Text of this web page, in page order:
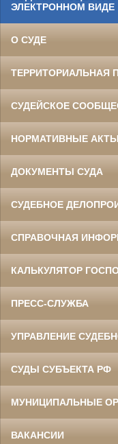
ЭЛЕКТРОННОМ ВИДЕ
О СУДЕ
ТЕРРИТОРИАЛЬНАЯ
СУДЕЙСКОЕ
НОРМАТИВНЫЕ АКТЫ
ДОКУМЕНТЫ СУДА
СУДЕБНОЕ
СПРАВОЧНАЯ
КАЛЬКУЛЯТОР
ПРЕСС-СЛУЖБА
УПРАВЛЕНИЕ
СУДЫ СУБЪЕКТА РФ
МУНИЦИПАЛЬНЫЕ
ВАКАНСИИ